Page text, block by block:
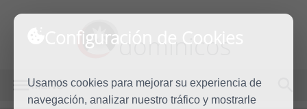
Configuración de Cookies
Usamos cookies para mejorar su experiencia de
navegación, analizar nuestro tráfico y mostrarle
dominicos
MENÚ